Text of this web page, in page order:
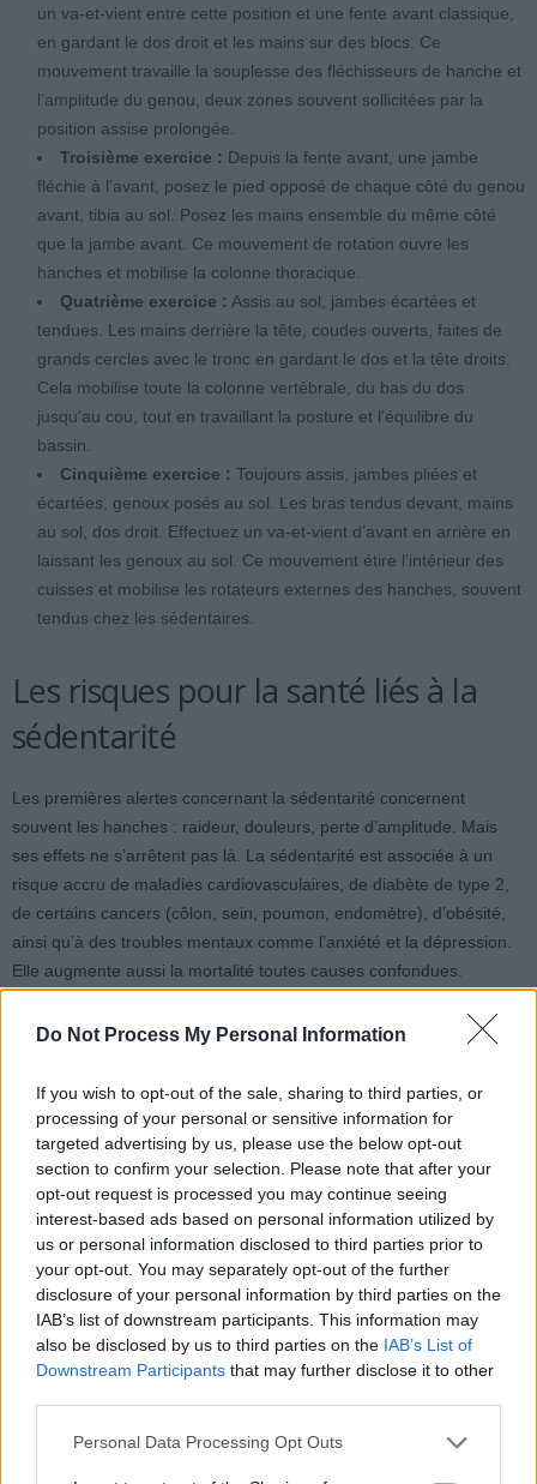
Do Not Process My Personal Information
If you wish to opt-out of the sale, sharing to third parties, or
processing of your personal or sensitive information for
targeted advertising by us, please use the below opt-out
section to confirm your selection. Please note that after your
opt-out request is processed you may continue seeing
interest-based ads based on personal information utilized by
us or personal information disclosed to third parties prior to
your opt-out. You may separately opt-out of the further
disclosure of your personal information by third parties on the
IAB’s list of downstream participants. This information may
also be disclosed by us to third parties on the IAB’s List of
Downstream Participants that may further disclose it to other
Personal Data Processing Opt Outs
un va-et-vient entre cette position et une fente avant classique,
en gardant le dos droit et les mains sur des blocs. Ce
mouvement travaille la souplesse des fléchisseurs de hanche et
l’amplitude du genou, deux zones souvent sollicitées par la
position assise prolongée.
Troisième exercice : Depuis la fente avant, une jambe
fléchie à l’avant, posez le pied opposé de chaque côté du genou
avant, tibia au sol. Posez les mains ensemble du même côté
que la jambe avant. Ce mouvement de rotation ouvre les
hanches et mobilise la colonne thoracique.
Quatrième exercice : Assis au sol, jambes écartées et
tendues. Les mains derrière la tête, coudes ouverts, faites de
grands cercles avec le tronc en gardant le dos et la tête droits.
Cela mobilise toute la colonne vertébrale, du bas du dos
jusqu’au cou, tout en travaillant la posture et l’équilibre du
bassin.
Cinquième exercice : Toujours assis, jambes pliées et
écartées, genoux posés au sol. Les bras tendus devant, mains
au sol, dos droit. Effectuez un va-et-vient d’avant en arrière en
laissant les genoux au sol. Ce mouvement étire l’intérieur des
cuisses et mobilise les rotateurs externes des hanches, souvent
tendus chez les sédentaires.
Les risques pour la santé liés à la
sédentarité
Les premières alertes concernant la sédentarité concernent
souvent les hanches : raideur, douleurs, perte d’amplitude. Mais
ses effets ne s’arrêtent pas là. La sédentarité est associée à un
risque accru de maladies cardiovasculaires, de diabète de type 2,
de certains cancers (côlon, sein, poumon, endomètre), d’obésité,
ainsi qu’à des troubles mentaux comme l’anxiété et la dépression.
Elle augmente aussi la mortalité toutes causes confondues.
Ce comportement est d’autant plus préoccupant qu’il est
intense le dimanche et rester sédentaire le reste de la semaine.
Les recommandations officielles encouragent à pratiquer au moins
30 minutes d’activité dynamique par jour, cinq fois par semaine, en
y intégrant deux séances hebdomadaires de renforcement
musculaire, d’étirements et d’équilibre.
Article précédent
Endométriose : un lien
Article suivant
Faut-il vraiment nettoyer